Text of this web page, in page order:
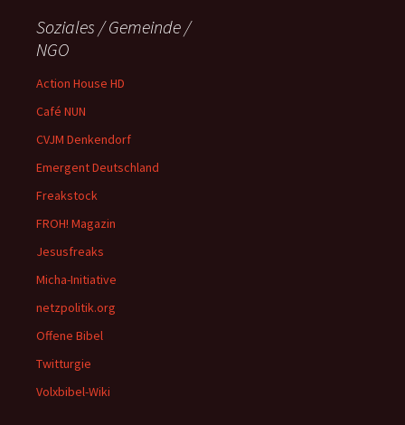
Soziales / Gemeinde /
NGO
Action House HD
Café NUN
CVJM Denkendorf
Emergent Deutschland
Freakstock
FROH! Magazin
Jesusfreaks
Micha-Initiative
netzpolitik.org
Offene Bibel
Twitturgie
Volxbibel-Wiki